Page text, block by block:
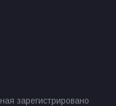
зарегистрировано